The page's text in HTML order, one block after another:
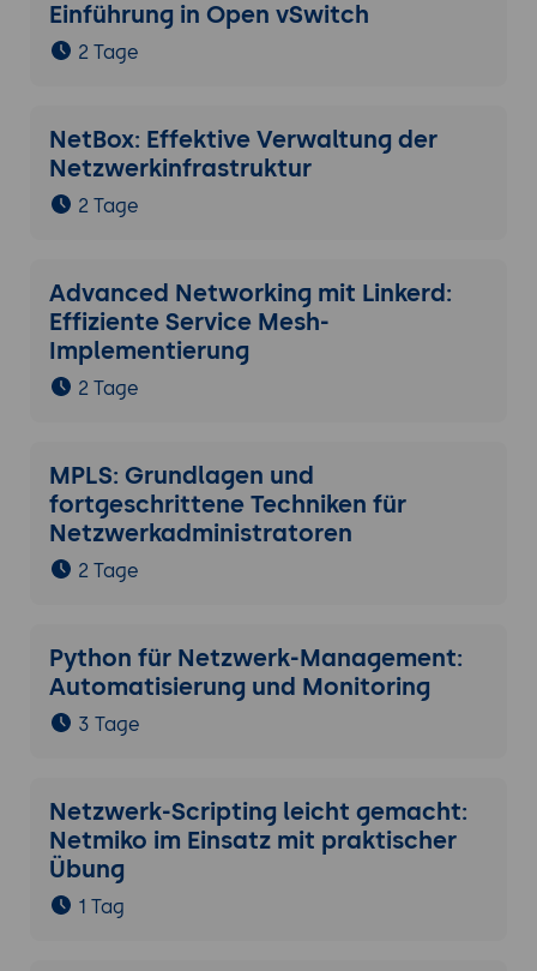
Einführung in Open vSwitch
2 Tage
NetBox: Effektive Verwaltung der
Netzwerkinfrastruktur
2 Tage
Advanced Networking mit Linkerd:
Effiziente Service Mesh-
Implementierung
2 Tage
MPLS: Grundlagen und
fortgeschrittene Techniken für
Netzwerkadministratoren
2 Tage
Python für Netzwerk-Management:
Automatisierung und Monitoring
3 Tage
Netzwerk-Scripting leicht gemacht:
Netmiko im Einsatz mit praktischer
Übung
1 Tag